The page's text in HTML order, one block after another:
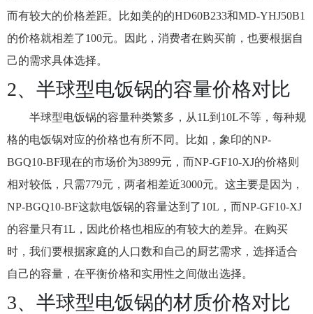
而有较大的价格差距。比如美的的HD60B233和MD-YHJ50B1
的价格就相差了100元。因此，消费者在购买前，也要根据自
己的需求具体选择。
2、半球型电饭锅的容量价格对比
半球型电饭锅的容量种类繁多，从1L到10L不等，每种规
格的电饭锅对应的价格也有所不同。比如，象印的NP-
BGQ10-BF现在的市场价为3899元，而NP-GF10-XJ的价格则
相对较低，只需779元，两者相差近3000元。这主要是因为，
NP-BGQ10-BF这款电饭锅的容量达到了10L，而NP-GF10-XJ
的容量只有1L，因此价格也相应的有较大的差异。在购买
时，我们要根据家庭的人口数和自己的厨艺需求，选择适合
自己的容量，在平衡价格和实用性之间做出选择。
3、半球型电饭锅的材质价格对比